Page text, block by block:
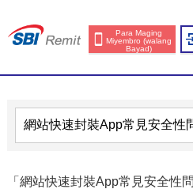
Para Maging
Miyembro (walang
Bayad)
「網站快速封裝App常見安全性